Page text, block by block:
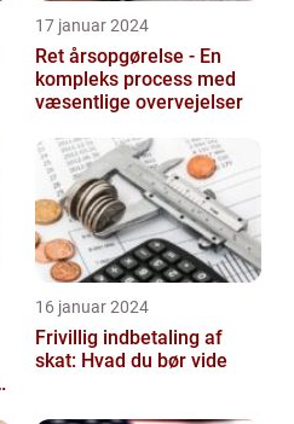
17 januar 2024
Ret årsopgørelse - En
kompleks process med
væsentlige overvejelser
16 januar 2024
Frivillig indbetaling af
skat: Hvad du bør vide